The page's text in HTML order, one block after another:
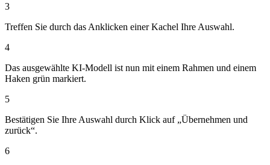
3
Treffen Sie durch das Anklicken einer Kachel Ihre Auswahl.
4
Das ausgewählte KI-Modell ist nun mit einem Rahmen und einem
Haken grün markiert.
5
Bestätigen Sie Ihre Auswahl durch Klick auf „Übernehmen und
zurück“.
6